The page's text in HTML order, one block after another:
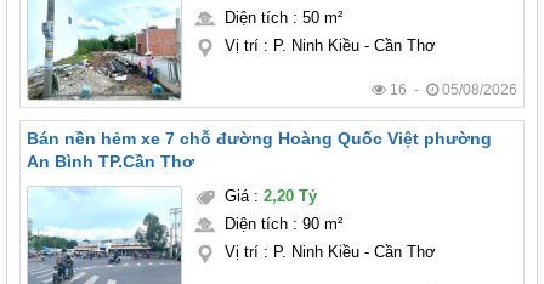
Diện tích: 50 m²
Vị trí: P. Ninh Kiều - Cần Thơ
16 - 05/08/2026
Bán nền hẻm xe 7 chỗ đường Hoàng Quốc Việt phường
An Bình TP.Cần Thơ
Giá: 2,20 Tỷ
Diện tích: 90 m²
Vị trí: P. Ninh Kiều - Cần Thơ